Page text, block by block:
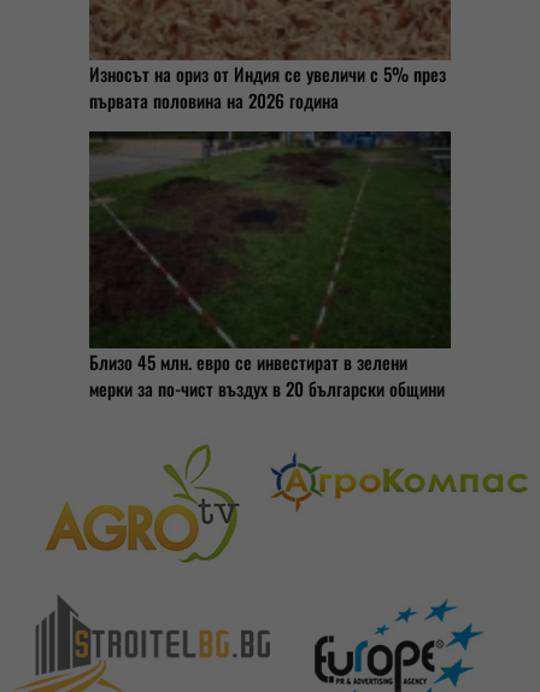
Износът на ориз от Индия се увеличи с 5% през
първата половина на 2026 година
Близо 45 млн. евро се инвестират в зелени
мерки за по-чист въздух в 20 български общини